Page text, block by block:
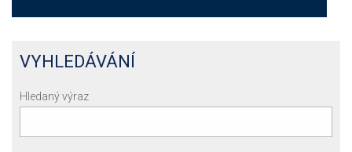
VYHLEDÁVÁNÍ
Hledaný výraz